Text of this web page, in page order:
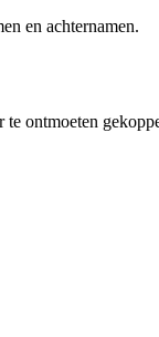
en achternamen.
ontmoeten